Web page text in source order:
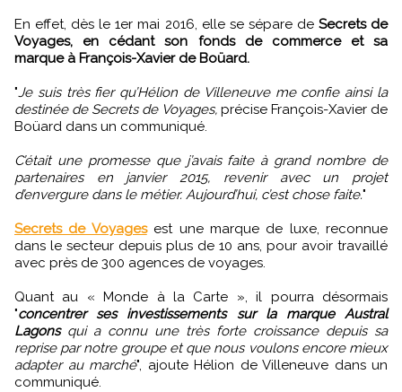
En effet, dès le 1er mai 2016, elle se sépare de Secrets de
Voyages, en cédant son fonds de commerce et sa
marque à François-Xavier de Boüard.
"Je suis très fier qu’Hélion de Villeneuve me confie ainsi la
destinée de Secrets de Voyages,précise François-Xavier de
Boüard dans un communiqué.
C’était une promesse que j’avais faite à grand nombre de
partenaires en janvier 2015, revenir avec un projet
d’envergure dans le métier. Aujourd’hui, c’est chose faite."
Secrets de Voyagesest une marque de luxe, reconnue
dans le secteur depuis plus de 10 ans, pour avoir travaillé
avec près de 300 agences de voyages.
Quant au « Monde à la Carte », il pourra désormais
"concentrer ses investissements sur la marque Austral
Lagonsqui a connu une très forte croissance depuis sa
reprise par notre groupe et que nous voulons encore mieux
adapter au marché", ajoute Hélion de Villeneuve dans un
communiqué.